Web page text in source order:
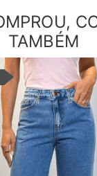
TAMBÉM